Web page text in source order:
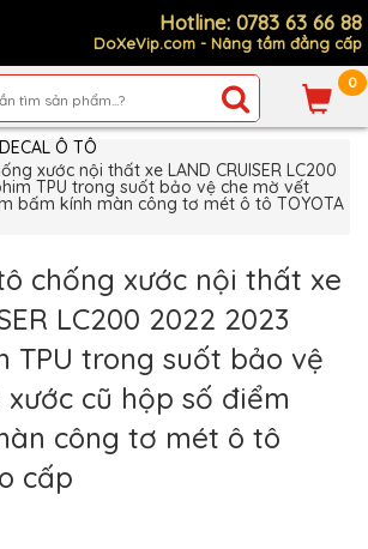
Hotline: 0783 63 66 88
DoXeVip.com - Nâng tầm đẳng cấp
0
Ô TÔ
xước nội thất xe LAND CRUISER LC200
TPU trong suốt bảo vệ che mờ vết
bấm kính màn công tơ mét ô tô TOYOTA
chống xước nội thất xe
LC200 2022 2023
TPU trong suốt bảo vệ
cũ hộp số điểm
công tơ mét ô tô
cấp